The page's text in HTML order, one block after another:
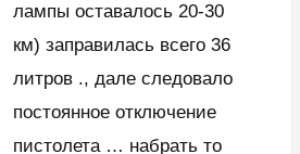
лампы оставалось 20-30
км) заправилась всего 36
литров ., дале следовало
постоянное отключение
пистолета … набрать то